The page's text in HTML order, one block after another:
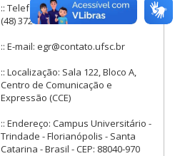
:: Telefones: (48) 3721-9285 ou
(48) 3721-6504
:: E-mail: egr@contato.ufsc.br
:: Localização: Sala 122, Bloco A,
Centro de Comunicação e
Expressão (CCE)
:: Endereço: Campus Universitário -
Trindade - Florianópolis - Santa
Catarina - Brasil - CEP: 88040-970